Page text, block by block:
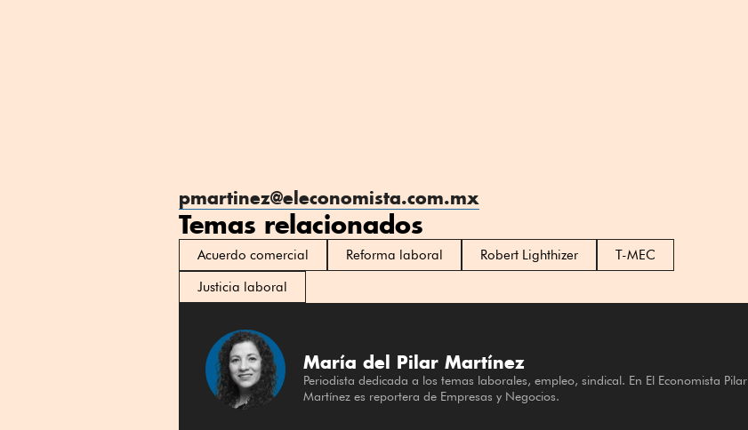
pmartinez@eleconomista.com.mx
Temas relacionados
Acuerdo comercial Reforma laboral Robert Lighthizer
T-MEC
Justicia laboral
María del Pilar Martínez
Periodista dedicada a los temas laborales, empleo, sindical. En El Economista Pilar
Martínez es reportera de Empresas y Negocios.